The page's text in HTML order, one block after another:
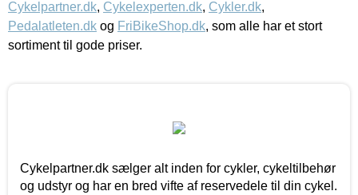
Cykelpartner.dk, Cykelexperten.dk, Cykler.dk,
Pedalatleten.dk og FriBikeShop.dk, som alle har et stort
sortiment til gode priser.
Cykelpartner.dk sælger alt inden for cykler, cykeltilbehør
og udstyr og har en bred vifte af reservedele til din cykel.